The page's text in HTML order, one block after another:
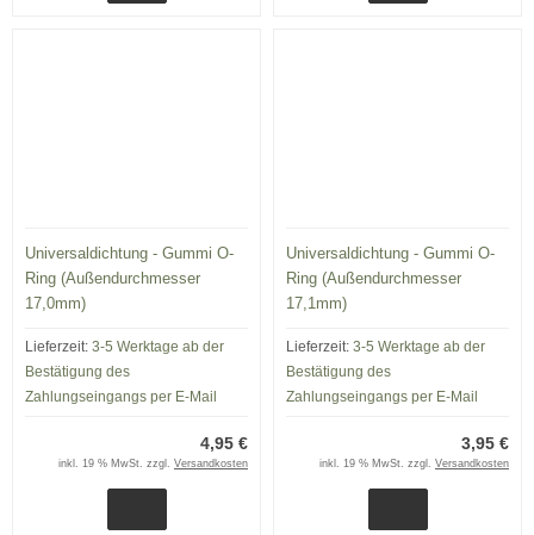
Universaldichtung - Gummi O-
Ring (Außendurchmesser
17,0mm)
Lieferzeit: 3-5 Werktage ab der
Bestätigung des
Zahlungseingangs per E-Mail
4,95 €
inkl. 19 % MwSt. zzgl. Versandkosten
Universaldichtung - Gummi O-
Ring (Außendurchmesser
17,1mm)
Lieferzeit: 3-5 Werktage ab der
Bestätigung des
Zahlungseingangs per E-Mail
3,95 €
inkl. 19 % MwSt. zzgl. Versandkosten